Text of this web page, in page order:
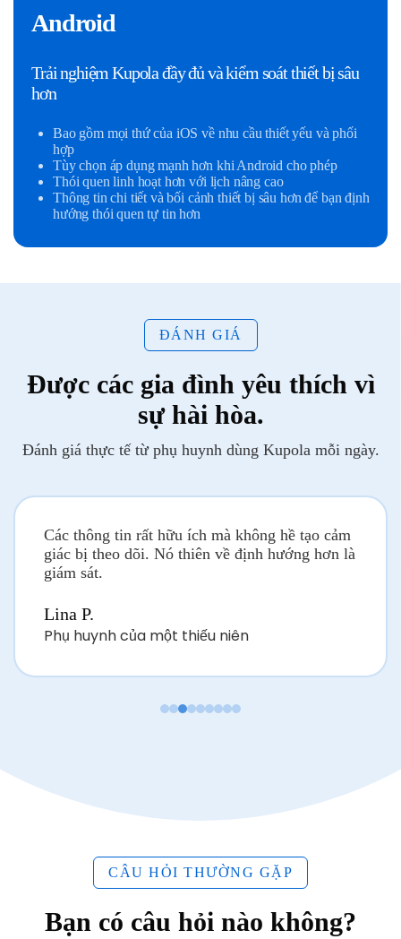
Android
Trải nghiệm Kupola đầy đủ và kiểm soát thiết bị sâu
hơn
Bao gồm mọi thứ của iOS về nhu cầu thiết yếu và phối
hợp
Tùy chọn áp dụng mạnh hơn khi Android cho phép
Thói quen linh hoạt hơn với lịch nâng cao
Thông tin chi tiết và bối cảnh thiết bị sâu hơn để bạn định
hướng thói quen tự tin hơn
ĐÁNH GIÁ
Được các gia đình yêu thích vì
sự hài hòa.
Đánh giá thực tế từ phụ huynh dùng Kupola mỗi ngày.
Lina P.
Phụ huynh của một thiếu niên
Các thông tin rất hữu ích mà không hề tạo cảm
giác bị theo dõi. Nó thiên về định hướng hơn là
giám sát.
CÂU HỎI THƯỜNG GẶP
Bạn có câu hỏi nào không?